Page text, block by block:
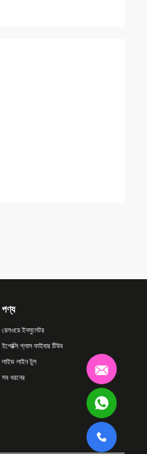
পণ্য
রেলওয়ে ইনসুলেটর
ইপোক্সি গ্লাস ফাইবার টিউব
লাইভ লাইন টুল
সব ধরনের